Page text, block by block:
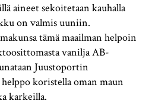
aineet sekoitetaan kauhalla
on valmis uuniin.
tämä maailman helpoin
vanilja AB-
Juustoportin
koristella oman maun
karkeilla.